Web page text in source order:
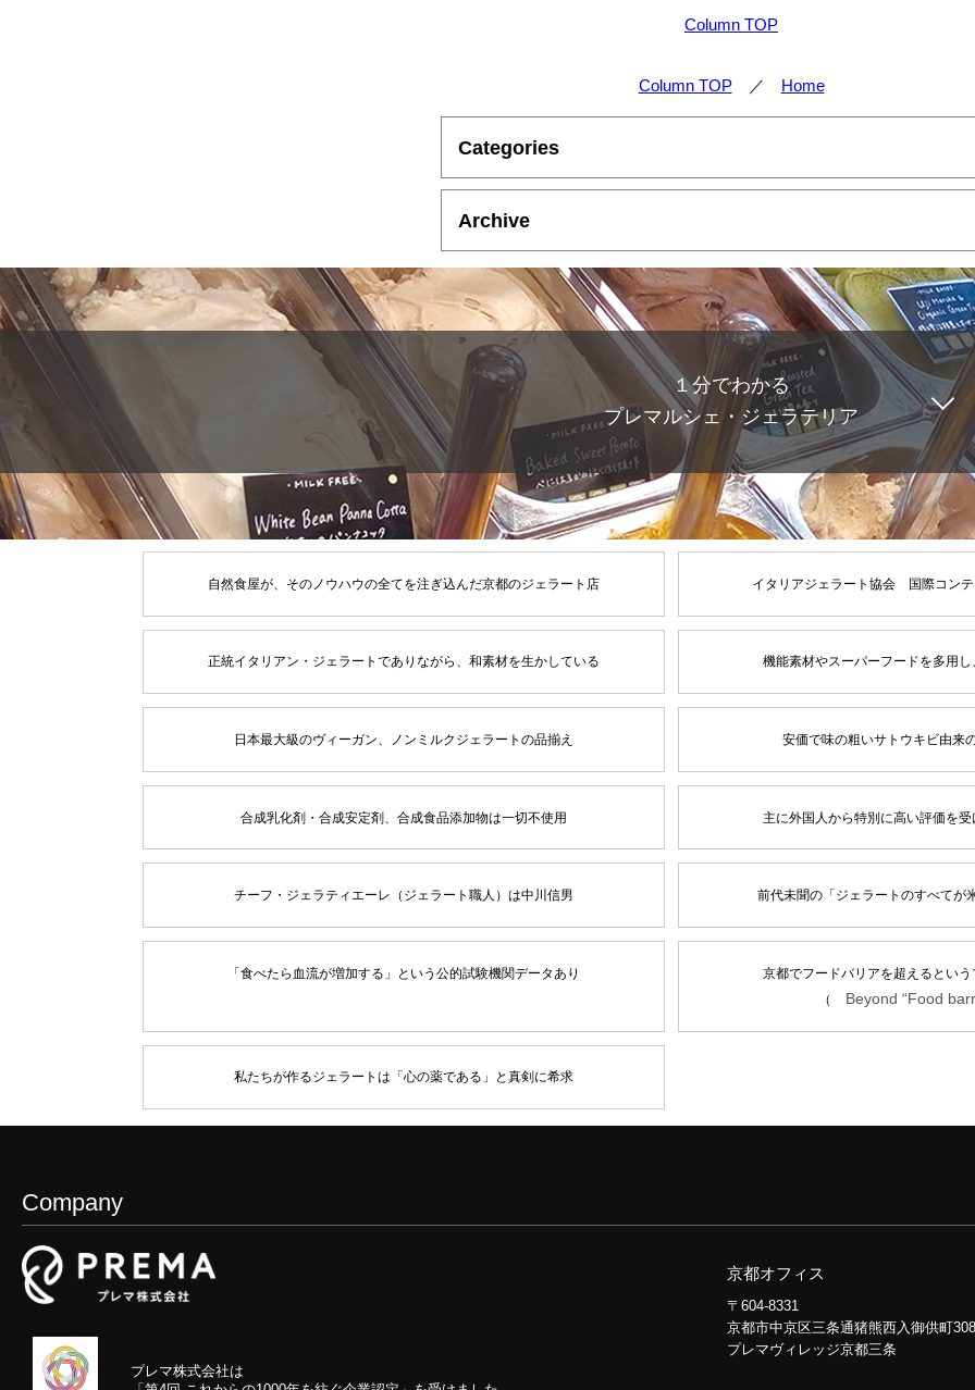
Column TOP
Column TOP／ Home
Categories
Archive
１分でわかる
プレマルシェ・ジェラテリア
自然食屋が、そのノウハウの全てを注ぎ込んだ京都のジェラート店 イタリアジェラート協会 国際コン
正統イタリアン・ジェラートでありながら、和素材を生かしている 機能素材やスーパーフードを多用
日本最大級のヴィーガン、ノンミルクジェラートの品揃え 安価で味の粗いサトウキビ由来
合成乳化剤・合成安定剤、合成食品添加物は一切不使用 主に外国人から特別に高い評価を
チーフ・ジェラティエーレ（ジェラート職人）は中川信男 前代未聞の「ジェラートのすべてが
「食べたら血流が増加する」という公的試験機関データあり
京都でフードバリアを超えるとい
（
Beyond “Food
私たちが作るジェラートは「心の薬である」と真剣に希求
Company
プレマ株式会社は
京都オフィス
〒604-8331
京都市中京区三条通猪熊西入御供町
プレマヴィレッジ京都三条